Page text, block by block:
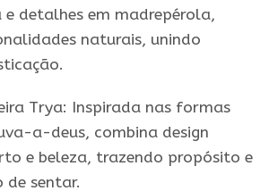
e detalhes em madrepérola,
naturais, unindo
Trya: Inspirada nas formas
a-deus, combina design
e beleza, trazendo propósito e
sentar.